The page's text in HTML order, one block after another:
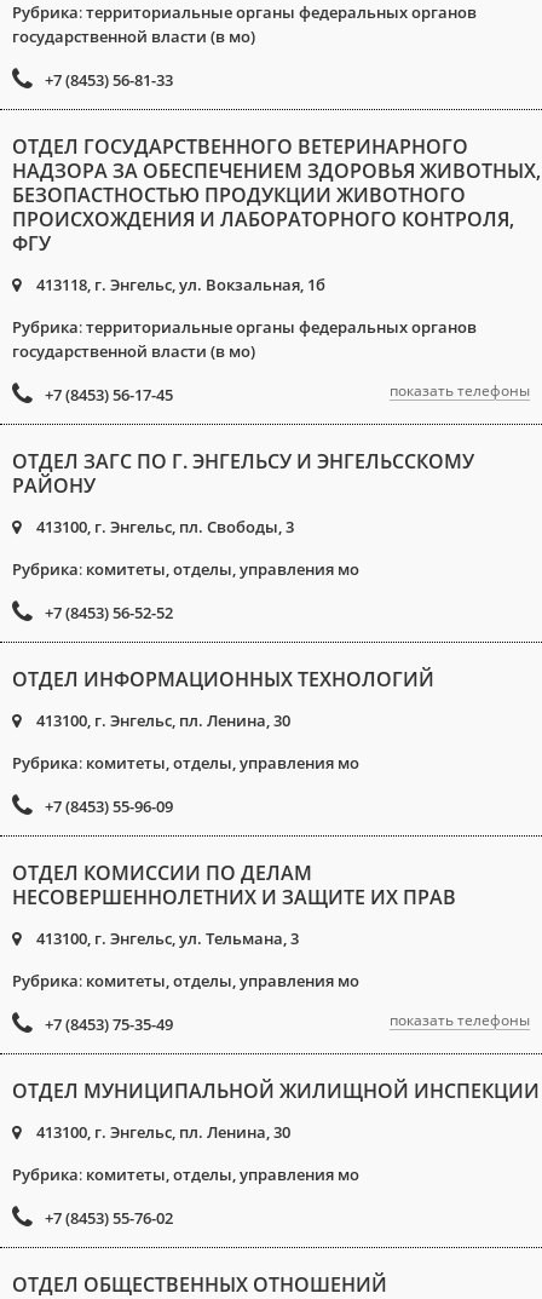
Рубрика:территориальные органы федеральных органов
государственной власти (в мо)
+7 (8453) 56-81-33
ОТДЕЛ ГОСУДАРСТВЕННОГО ВЕТЕРИНАРНОГО
НАДЗОРА ЗА ОБЕСПЕЧЕНИЕМ ЗДОРОВЬЯ ЖИВОТНЫХ,
БЕЗОПАСТНОСТЬЮ ПРОДУКЦИИ ЖИВОТНОГО
ПРОИСХОЖДЕНИЯ И ЛАБОРАТОРНОГО КОНТРОЛЯ,
ФГУ
413118, г. Энгельс, ул. Вокзальная, 1б
Рубрика:территориальные органы федеральных органов
государственной власти (в мо)
+7 (8453) 56-17-45
показать телефоны
ОТДЕЛ ЗАГС ПО Г. ЭНГЕЛЬСУ И ЭНГЕЛЬССКОМУ
РАЙОНУ
413100, г. Энгельс, пл. Свободы, 3
Рубрика: комитеты, отделы, управления мо
+7 (8453) 56-52-52
ОТДЕЛ ИНФОРМАЦИОННЫХ ТЕХНОЛОГИЙ
413100, г. Энгельс, пл. Ленина, 30
Рубрика: комитеты, отделы, управления мо
+7 (8453) 55-96-09
ОТДЕЛ КОМИССИИ ПО ДЕЛАМ
НЕСОВЕРШЕННОЛЕТНИХ И ЗАЩИТЕ ИХ ПРАВ
413100, г. Энгельс, ул. Тельмана, 3
Рубрика: комитеты, отделы, управления мо
+7 (8453) 75-35-49
показать телефоны
ОТДЕЛ МУНИЦИПАЛЬНОЙ ЖИЛИЩНОЙ ИНСПЕКЦИИ
413100, г. Энгельс, пл. Ленина, 30
Рубрика: комитеты, отделы, управления мо
+7 (8453) 55-76-02
ОТДЕЛ ОБЩЕСТВЕННЫХ ОТНОШЕНИЙ